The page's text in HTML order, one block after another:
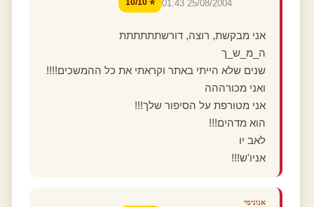
25/08/2004 01:43
אני מבקשת, רוצה, דורשתתתתתת
ה_מ_ש_ך
שנים שלא הייתי באתר וקראתי את כל ההמשכים!!!!
ואני מכורההה
אני מטורפת על הסיפור שלך!!!
הוא מדהים!!!
לאב יו
אניו'ש!!!
אנונימי